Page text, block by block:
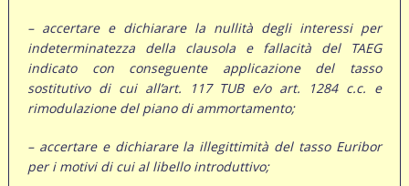
– accertare e dichiarare la nullità degli interessi per
indeterminatezza della clausola e fallacità del TAEG
indicato con conseguente applicazione del tasso
sostitutivo di cui all’art. 117 TUB e/o art. 1284 c.c. e
rimodulazione del piano di ammortamento;
– accertare e dichiarare la illegittimità del tasso Euribor
per i motivi di cui al libello introduttivo;